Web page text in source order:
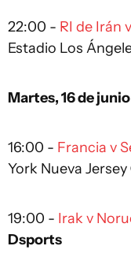
22:00 - RI de Irán
Estadio Los
Martes, 16 de
16:00 - Francia v
York Nueva Jersey
19:00 - Irak v
Dsports